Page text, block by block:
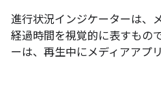
進行状況インジケーターは、
経過時間を視覚的に表すもの
ーは、再生中にメディアアプ